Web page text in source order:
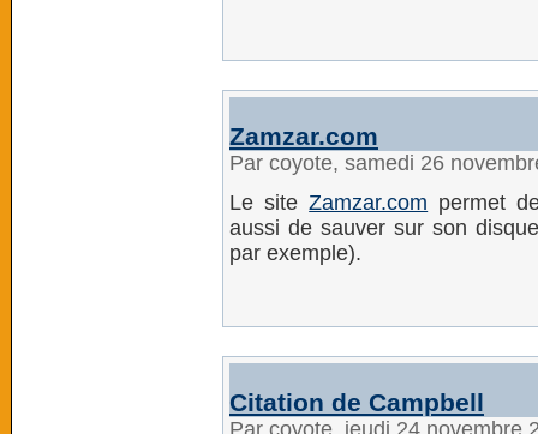
Zamzar.com
Par coyote, samedi 26
Le siteZamzar.com permet
aussi de sauver sur son
par exemple).
Citation de Campbell
Par coyote, jeudi 24 novembre